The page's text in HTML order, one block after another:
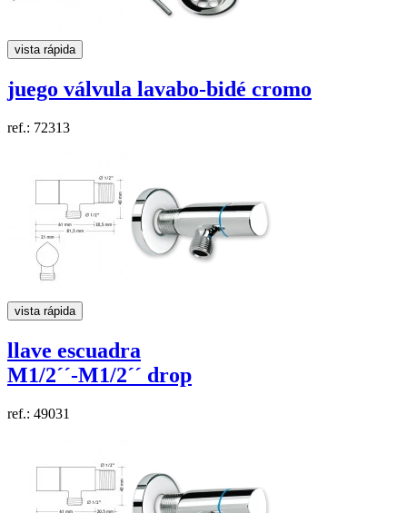
vista rápida
juego válvula lavabo-bidé cromo
ref.: 72313
vista rápida
llave escuadra
M1/2´´-M1/2´´ drop
ref.: 49031